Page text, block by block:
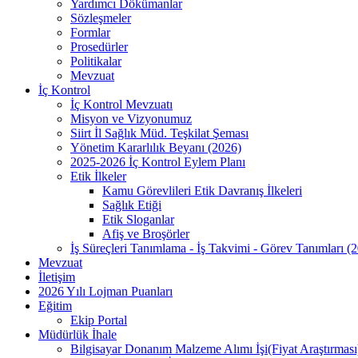
Yardımcı Dökümanlar
Sözleşmeler
Formlar
Prosedürler
Politikalar
Mevzuat
İç Kontrol
İç Kontrol Mevzuatı
Misyon ve Vizyonumuz
Siirt İl Sağlık Müd. Teşkilat Şeması
Yönetim Kararlılık Beyanı (2026)
2025-2026 İç Kontrol Eylem Planı
Etik İlkeler
Kamu Görevlileri Etik Davranış İlkeleri
Sağlık Etiği
Etik Sloganlar
Afiş ve Broşörler
İş Süreçleri Tanımlama - İş Takvimi - Görev Tanımları
Mevzuat
İletişim
2026 Yılı Lojman Puanları
Eğitim
Ekip Portal
Müdürlük İhale
Bilgisayar Donanım Malzeme Alımı İşi(Fiyat